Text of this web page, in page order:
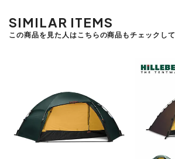
SIMILAR ITEMS
この商品を見た人はこちらの商品もチェックし